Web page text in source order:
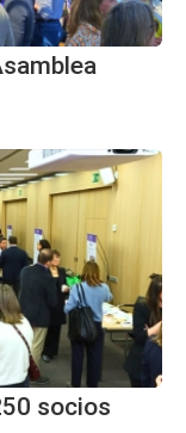
socios